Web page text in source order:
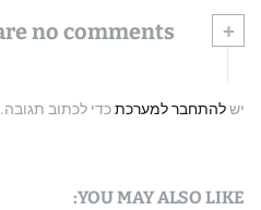
+
ישלהתחבר למערכתכדי לכתוב תגובה.
YOU MAY ALSO LIKE: